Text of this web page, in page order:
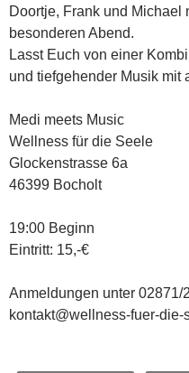
Doortje, Frank und Michael
besonderen Abend.
Lasst Euch von einer
und tiefgehender Musik
Medi meets Music
Wellness für die Seele
Glockenstrasse 6a
46399 Bocholt
19:00 Beginn
Eintritt: 15,-€
Anmeldungen unter 02871/
kontakt@wellness-fuer-die-